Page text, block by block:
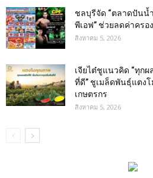
ชลบุรีจัด “ตลาดปันน้ำ
พีเอฟ” ช่วยลดค่าคร
สิงหาคม 5, 2026
เจียไต๋ชูแนวคิด “ทุก
ที่ดี” ชูเมล็ดพันธุ์แตง
เกษตรกร
สิงหาคม 5, 2026